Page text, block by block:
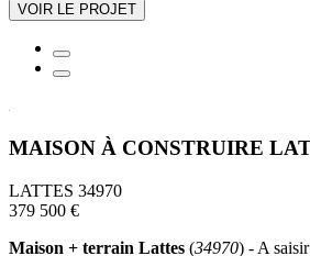
VOIR LE PROJET
MAISON À CONSTRUIRE
LATTES 34970
379 500 €
Maison + terrain Lattes (34970) - A